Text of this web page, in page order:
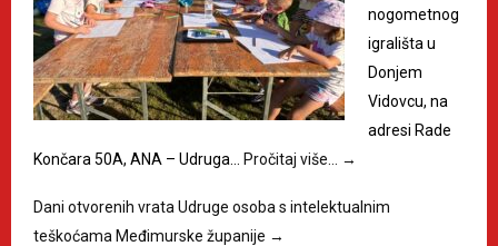
nogometnog
igrališta u
Donjem
Vidovcu, na
adresi Rade
Končara 50A, ANA – Udruga… Pročitaj više… →
Dani otvorenih vrata Udruge osoba s intelektualnim
teškoćama Međimurske županije →